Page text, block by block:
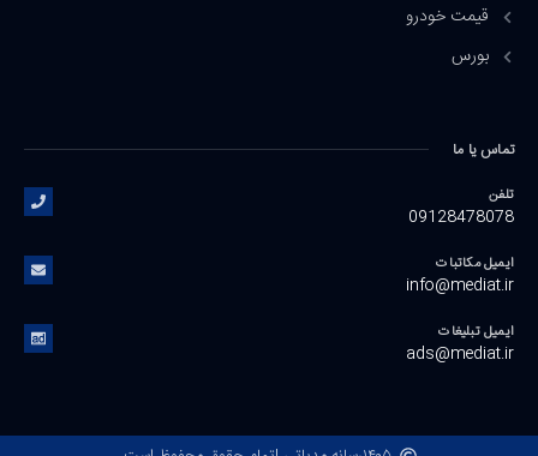
قیمت خودرو
بورس
تماس یا ما
تلفن
09128478078
ایمیل مکاتبات
info@mediat.ir
ایمیل تبلیغات
ads@mediat.ir